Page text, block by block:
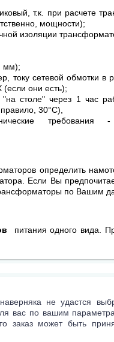
т.к. при расчете
мощности);
изоляции
мм);
току сетевой обмотки в
они есть);
столе" через 1 час
30°С),
определить
Если Вы
по Вашим
питания одного вида.
не удастся
вас по вашим
заказ может быть